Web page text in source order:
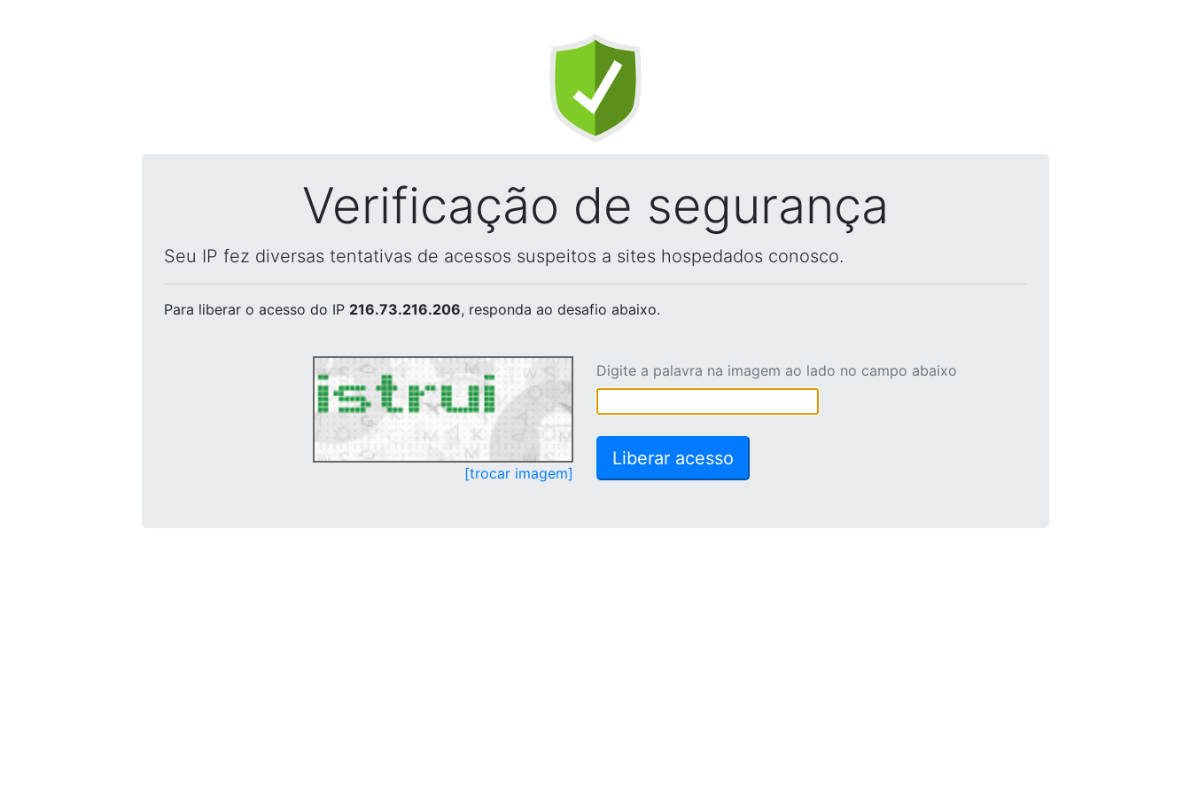
Verificação de segurança
Seu IP fez diversas tentativas de acessos suspeitos a sites hospedados conosco.
Para liberar o acesso do IP 216.73.216.206, responda ao desafio abaixo.
[trocar imagem]
Digite a palavra na imagem ao lado no campo abaixo